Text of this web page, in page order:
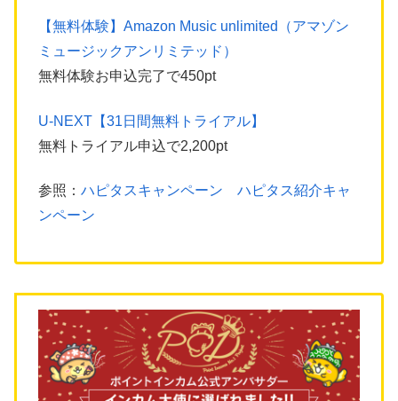
【無料体験】Amazon Music unlimited（アマゾン
ミュージックアンリミテッド）
無料体験お申込完了で450pt
U-NEXT【31日間無料トライアル】
無料トライアル申込で2,200pt
参照： ハピタスキャンペーン ハピタス紹介キャ
ンペーン